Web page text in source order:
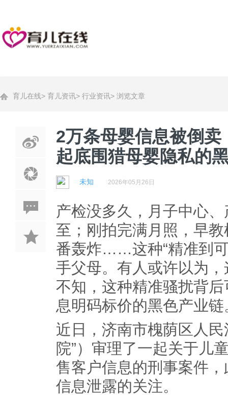
育儿在线> 育儿资讯> 行业资讯> 浏览文章
2万条母婴信息被倒
起底围猎母婴隐私的
未知 2026年05月26日
产检没多久，月子中心
至；刚拍完满月照，早
番轰炸……这种“精准到
手父母。有人或许以为，
不知，这种精准骚扰背
息明码标价的黑色产业链
近日，济南市槐荫区人
院”）审理了一起关于儿
售客户信息的刑事案件
信息泄露的关注。